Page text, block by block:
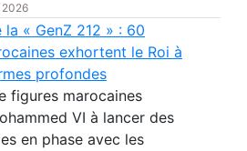
2026
« GenZ 212 » : 60
exhortent le Roi à
profondes
figures marocaines
VI à lancer des
en phase avec les